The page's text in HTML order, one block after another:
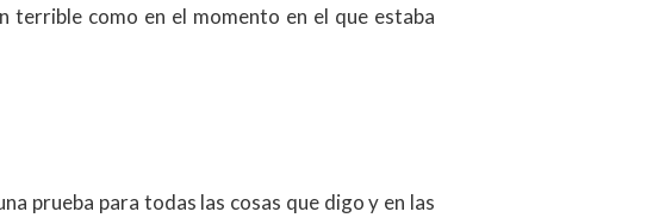
terrible como en el momento en el que estaba
prueba para todas las cosas que digo y en las